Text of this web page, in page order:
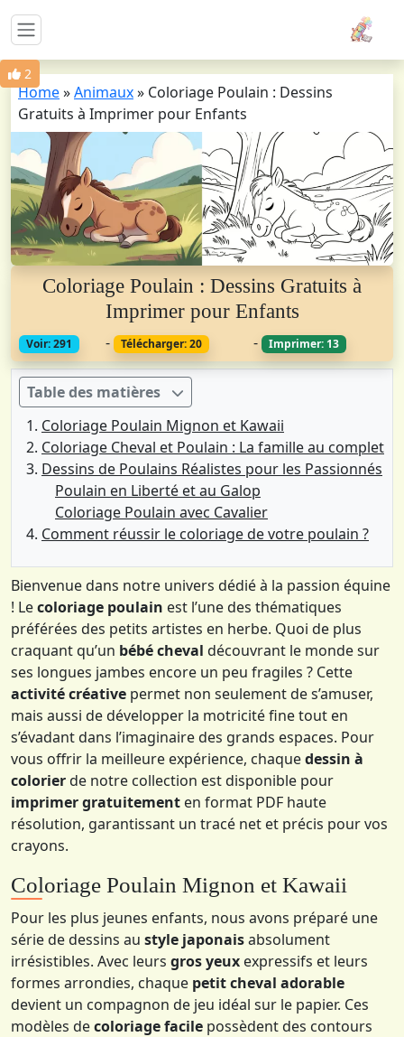
2
Home»Animaux» Coloriage Poulain : Dessins
Gratuits à Imprimer pour Enfants
Coloriage Poulain : Dessins Gratuits à
Imprimer pour Enfants
Voir: 291 - Télécharger: 20 - Imprimer: 13
Table des matières
Coloriage Poulain Mignon et Kawaii
Coloriage Cheval et Poulain : La famille au complet
Dessins de Poulains Réalistes pour les Passionnés
Poulain en Liberté et au Galop
Coloriage Poulain avec Cavalier
Comment réussir le coloriage de votre poulain ?
Bienvenue dans notre univers dédié à la passion équine
! Lecoloriage poulain est l’une des thématiques
préférées des petits artistes en herbe. Quoi de plus
craquant qu’un bébé cheval découvrant le monde sur
ses longues jambes encore un peu fragiles ? Cette
activité créative permet non seulement de s’amuser,
mais aussi de développer la motricité fine tout en
s’évadant dans l’imaginaire des grands espaces. Pour
vous offrir la meilleure expérience, chaquedessin à
colorierde notre collection est disponible pour
imprimer gratuitement en format PDF haute
résolution, garantissant un tracé net et précis pour vos
crayons.
Coloriage Poulain Mignon et Kawaii
Pour les plus jeunes enfants, nous avons préparé une
série de dessins au style japonaisabsolument
irrésistibles. Avec leurs gros yeux expressifs et leurs
formes arrondies, chaque petit cheval adorable
devient un compagnon de jeu idéal sur le papier. Ces
modèles decoloriage facile possèdent des contours